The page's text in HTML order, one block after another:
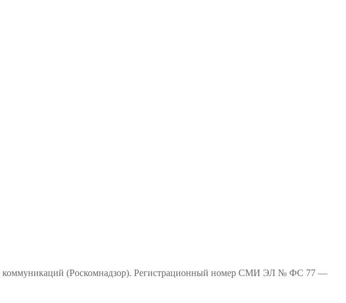
коммуникаций (Роскомнадзор). Регистрационный номер СМИ ЭЛ № ФС 77 —